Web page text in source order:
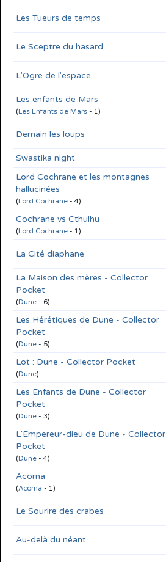
Les Tueurs de temps
Le Sceptre du hasard
L'Ogre de l'espace
Les enfants de Mars
(Les Enfants de Mars - 1)
Demain les loups
Swastika night
Lord Cochrane et les montagnes
hallucinées
(Lord Cochrane - 4)
Cochrane vs Cthulhu
(Lord Cochrane - 1)
La Cité diaphane
La Maison des mères - Collector
Pocket
(Dune - 6)
Les Hérétiques de Dune - Collector
Pocket
(Dune - 5)
Lot : Dune - Collector Pocket
(Dune)
Les Enfants de Dune - Collector
Pocket
(Dune - 3)
L'Empereur-dieu de Dune - Collector
Pocket
(Dune - 4)
Acorna
(Acorna - 1)
Le Sourire des crabes
Au-delà du néant